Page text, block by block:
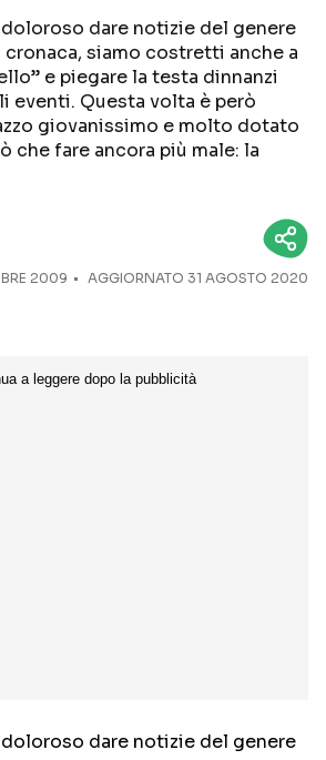
TALENT SHOW
doloroso dare notizie del genere
cronaca, siamo costretti anche a
e piegare la testa dinnanzi
eventi. Questa volta è però
giovanissimo e molto dotato
che fare ancora più male: la
2009
AGGIORNATO 31 AGOSTO 2020
doloroso dare notizie del genere